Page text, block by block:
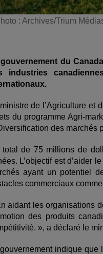
: Archives/Trium
gouvernement du
industries
de l’Agriculture et
du programme Agri‑
des marchés
total de 75 millions de
L’objectif est d’aider
ayant un potentiel
commerciaux
aidant les organisations
des produits
», a déclaré le
indique